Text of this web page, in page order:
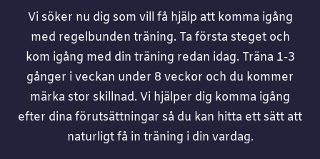
Vi söker nu dig som vill få hjälp att komma igång
med regelbunden träning. Ta första steget och
kom igång med din träning redan idag. Träna 1-3
gånger i veckan under 8 veckor och du kommer
märka stor skillnad. Vi hjälper dig komma igång
efter dina förutsättningar så du kan hitta ett sätt att
naturligt få in träning i din vardag.